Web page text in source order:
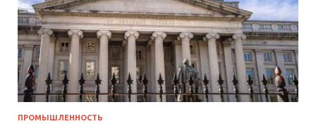
ПРОМЫШЛЕННОСТЬ